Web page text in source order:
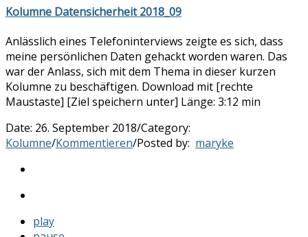
Kolumne Datensicherheit 2018_09
Anlässlich eines Telefoninterviews zeigte es sich, dass
meine persönlichen Daten gehackt worden waren. Das
war der Anlass, sich mit dem Thema in dieser kurzen
Kolumne zu beschäftigen. Download mit [rechte
Maustaste] [Ziel speichern unter] Länge: 3:12 min
Date: 26. September 2018/Category:
Kolumne/Kommentieren/Posted by: maryke
play